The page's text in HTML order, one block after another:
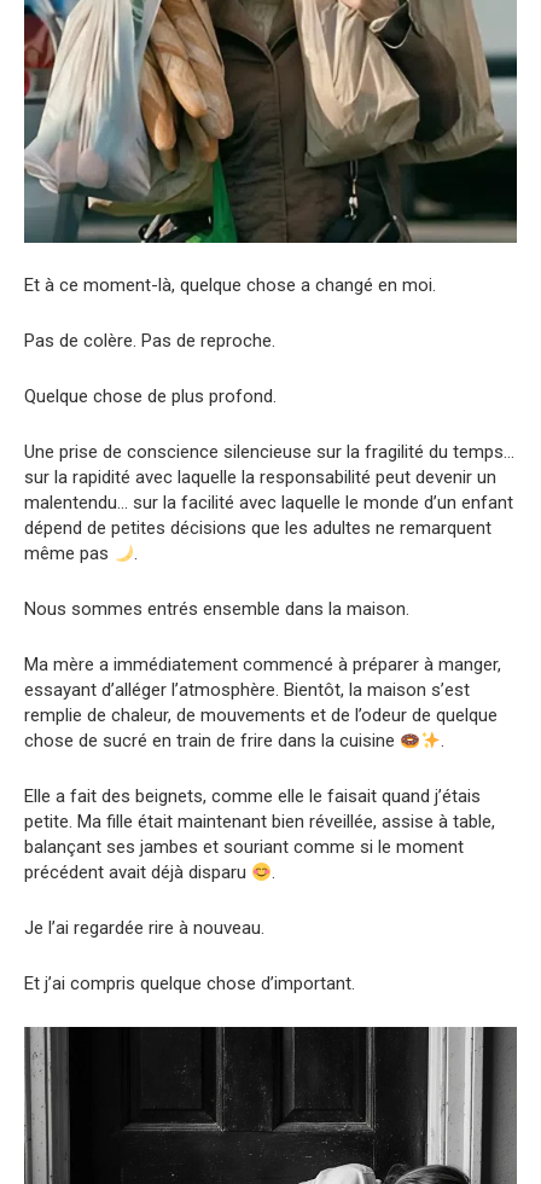
Et à ce moment-là, quelque chose a changé en moi.
Pas de colère. Pas de reproche.
Quelque chose de plus profond.
Une prise de conscience silencieuse sur la fragilité du temps…
sur la rapidité avec laquelle la responsabilité peut devenir un
malentendu… sur la facilité avec laquelle le monde d’un enfant
dépend de petites décisions que les adultes ne remarquent
même pas
.
Nous sommes entrés ensemble dans la maison.
Ma mère a immédiatement commencé à préparer à manger,
essayant d’alléger l’atmosphère. Bientôt, la maison s’est
remplie de chaleur, de mouvements et de l’odeur de quelque
chose de sucré en train de frire dans la cuisine
.
Elle a fait des beignets, comme elle le faisait quand j’étais
petite. Ma fille était maintenant bien réveillée, assise à table,
balançant ses jambes et souriant comme si le moment
précédent avait déjà disparu
.
Je l’ai regardée rire à nouveau.
Et j’ai compris quelque chose d’important.